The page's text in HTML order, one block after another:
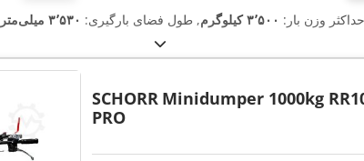
وزن بار: ۳٬۵۰۰ کیلوگرم , طول فضای بارگیری: ۳٬۵۳۰ میلی‌متر
SCHORR Minidumper 1000kg
PRO